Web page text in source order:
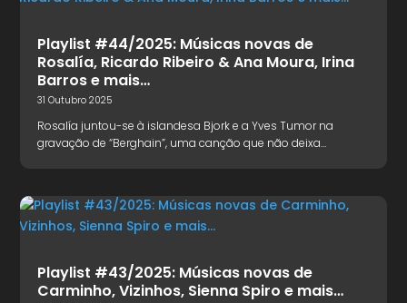
Playlist #44/2025: Músicas novas de
Rosalía, Ricardo Ribeiro & Ana Moura, Irina
Barros e mais…
31 Outubro 2025
Rosalía juntou-se à islandesa Bjork e a Yves Tumor na
gravação de “Berghain”, uma canção que não deixa…
Playlist #43/2025: Músicas novas de
Carminho, Vizinhos, Sienna Spiro e mais…